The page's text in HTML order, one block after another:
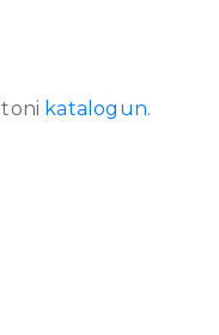
katalogun.